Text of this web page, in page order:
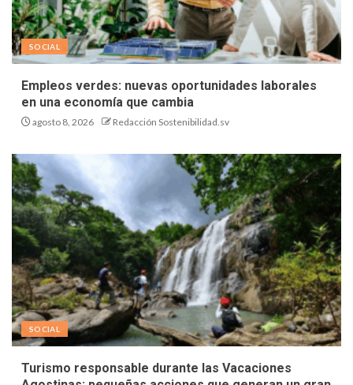
SOCIAL
Empleos verdes: nuevas oportunidades laborales
en una economía que cambia
agosto 8, 2026 Redacción Sostenibilidad.sv
SOCIAL
Turismo responsable durante las Vacaciones